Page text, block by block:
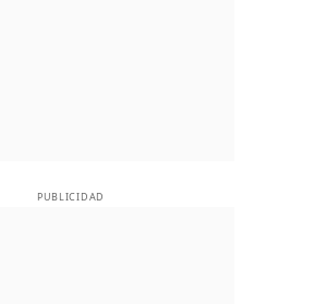
PUBLICIDAD